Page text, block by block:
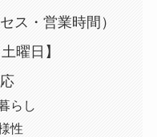
ス・営業時間）
曜日】
らし
性